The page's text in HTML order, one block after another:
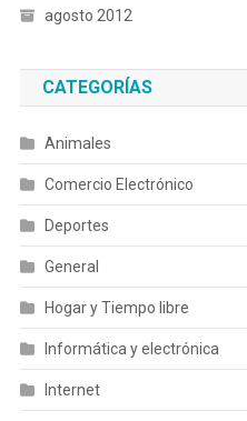
agosto 2012
CATEGORÍAS
Animales
Comercio Electrónico
Deportes
General
Hogar y Tiempo libre
Informática y electrónica
Internet